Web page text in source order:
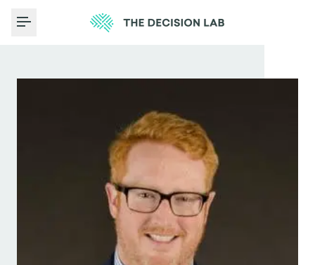
Toggle Menu